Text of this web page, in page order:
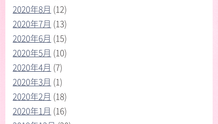
2020年8月 (12)
2020年7月 (13)
2020年6月 (15)
2020年5月 (10)
2020年4月 (7)
2020年3月 (1)
2020年2月 (18)
2020年1月 (16)